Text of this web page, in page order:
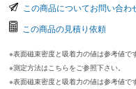
この商品についてお問い合わ
この商品の見積り依頼
※表面磁束密度と吸着力の値は参考値です
※測定方法はこちらをご参照下さい。
※表面磁束密度と吸着力の値は参考値です